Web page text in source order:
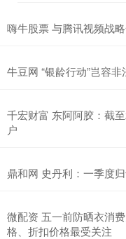
嗨牛股票 与腾讯视频战
牛豆网 “银龄行动”岂容非
千宏财富 东阿阿胶：截
户
鼎和网 史丹利：一季度
微配资 五一前防晒衣消
格、折扣价格最受关注